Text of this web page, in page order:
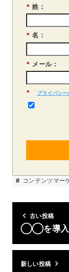
* 姓：
* 名：
* メール：
* プライバシー
コンテンツマー
古い投稿
◯◯を導入
新しい投稿